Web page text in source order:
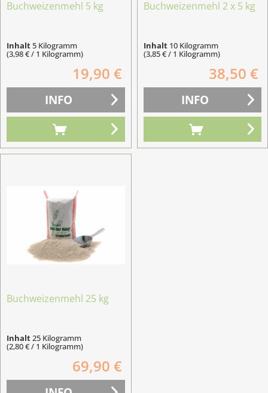
Buchweizenmehl 5 kg
Inhalt5 Kilogramm
(3,98 € / 1 Kilogramm)
19,90 €
INFO
Buchweizenmehl 2 x 5 kg
Inhalt 10 Kilogramm
(3,85 € / 1 Kilogramm)
38,50 €
INFO
Buchweizenmehl 25 kg
Inhalt25 Kilogramm
(2,80 € / 1 Kilogramm)
69,90 €